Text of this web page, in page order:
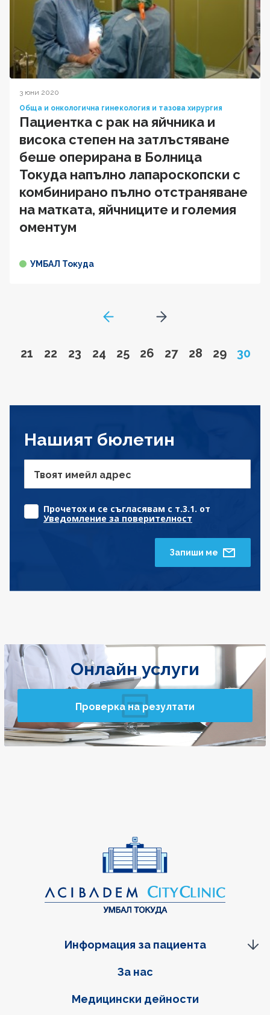
3 юни 2020
Обща и онкологична гинекология и тазова хирургия
Пациентка с рак на яйчника и
висока степен на затлъстяване
беше оперирана в Болница
Токуда напълно лапароскопски с
комбинирано пълно отстраняване
на матката, яйчниците и големия
оментум
УМБАЛ Токуда
GoToPreviousPage
Go to page
21 Go to page
22 Go to page
23 Go to page
24 Go to page
25 Go to page
26 Go to page
27 Go to page
28 Go to
29 Page
30
Go to next page
Нашият бюлетин
Твоят имейл адрес
Прочетох и се съгласявам с т.3.1. от
Уведомление за поверителност
Запиши ме
Онлайн услуги
Проверка на резултати
Фуутер навигация
За нас
Медицински дейности
Информация за пациента